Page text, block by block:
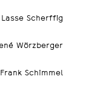
Lasse Scherffig
Wörzberger
Schimmel